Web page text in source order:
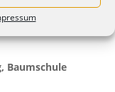
Baumschule